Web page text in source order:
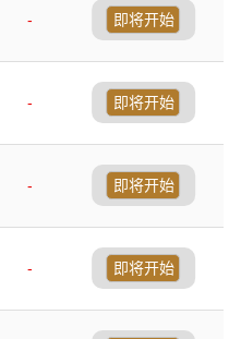
-
即将开始
-
即将开始
-
即将开始
-
即将开始